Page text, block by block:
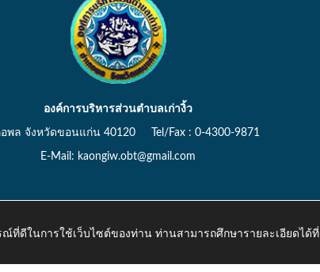
องค์การบริหารส่วนตำบลเก่างิ้ว
อพล จังหวัดขอนแก่น 40120 Tel/Fax : 0-4300-9871
E-Mail: kaongiw.obt@gmail.com
ที่ดีในการใช้เว็บไซต์ของท่าน ท่านสามารถศึกษารายละเอียดได้ที่